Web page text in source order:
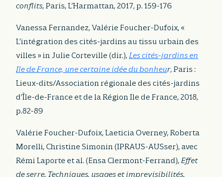
conflits, Paris, L’Harmattan, 2017, p. 159-176
Vanessa Fernandez, Valérie Foucher-Dufoix, «
L’intégration des cités-jardins au tissu urbain des
villes » in Julie Corteville (dir.),Les cités-jardins en
Ile de France, une certaine idée du bonheur, Paris :
Lieux-dits/Association régionale des cités-jardins
d’Île-de-France et de la Région Ile de France, 2018,
p.82-89
Valérie Foucher-Dufoix, Laeticia Overney, Roberta
Morelli, Christine Simonin (IPRAUS-AUSser), avec
Rémi Laporte et al. (Ensa Clermont-Ferrand),Effet
de serre. Techniques, usages et imprevisibilités.